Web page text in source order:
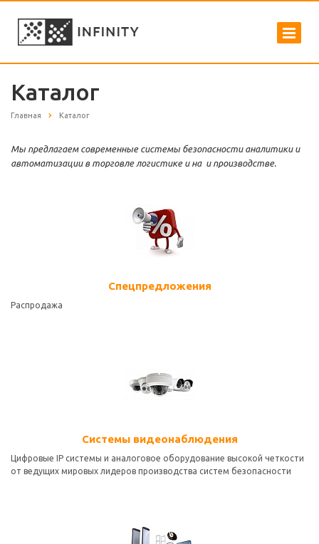
Каталог
Главная Каталог
Мы предлагаем современные системы безопасности аналитики и
автоматизации в торговле логистике и на и производстве.
Спецпредложения
Распродажа
Системы видеонаблюдения
Цифровые IP системы и аналоговое оборудование высокой четкости
от ведущих мировых лидеров производства систем безопасности